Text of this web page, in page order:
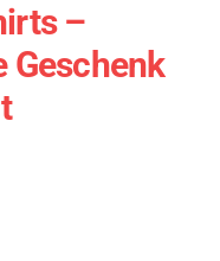
–
Geschenk